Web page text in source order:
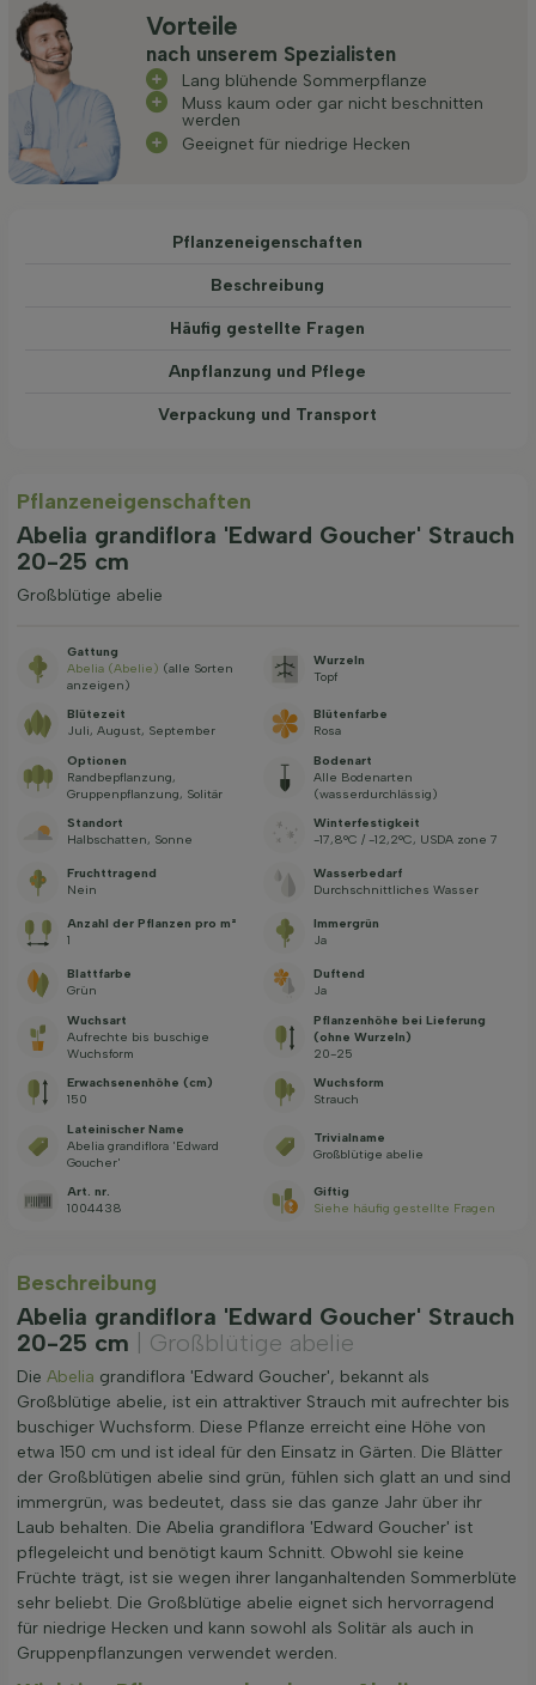
Vorteile
nach unserem Spezialisten
Lang blühende Sommerpflanze
Muss kaum oder gar nicht beschnitten
werden
Geeignet für niedrige Hecken
Pflanzeneigenschaften
Beschreibung
Häufig gestellte Fragen
Anpflanzung und Pflege
Verpackung und Transport
Pflanzeneigenschaften
Abelia grandiflora 'Edward Goucher' Strauch
20-25 cm
Großblütige abelie
Gattung
Abelia (Abelie) (alle Sorten
anzeigen)
Wurzeln
Topf
Blütezeit
Juli, August, September
Blütenfarbe
Rosa
Optionen
Randbepflanzung,
Gruppenpflanzung, Solitär
Bodenart
Alle Bodenarten
(wasserdurchlässig)
Standort
Halbschatten, Sonne
Winterfestigkeit
-17,8°C / -12,2°C, USDA zone 7
Fruchttragend
Nein
Wasserbedarf
Durchschnittliches Wasser
Anzahl der Pflanzen pro m²
1
Immergrün
Ja
Blattfarbe
Grün
Duftend
Ja
Wuchsart
Aufrechte bis buschige
Wuchsform
Pflanzenhöhe bei Lieferung
(ohne Wurzeln)
20-25
Erwachsenenhöhe (cm)
150
Wuchsform
Strauch
Lateinischer Name
Abelia grandiflora 'Edward
Goucher'
Trivialname
Großblütige abelie
Art. nr.
1004438
Giftig
Siehe häufig gestellte Fragen
Beschreibung
Abelia grandiflora 'Edward Goucher' Strauch
20-25 cm
| Großblütige abelie
Die Abelia grandiflora 'Edward Goucher', bekannt als
Großblütige abelie, ist ein attraktiver Strauch mit aufrechter bis
buschiger Wuchsform. Diese Pflanze erreicht eine Höhe von
etwa 150 cm und ist ideal für den Einsatz in Gärten. Die Blätter
der Großblütigen abelie sind grün, fühlen sich glatt an und sind
immergrün, was bedeutet, dass sie das ganze Jahr über ihr
Laub behalten. Die Abelia grandiflora 'Edward Goucher' ist
pflegeleicht und benötigt kaum Schnitt. Obwohl sie keine
Früchte trägt, ist sie wegen ihrer langanhaltenden Sommerblüte
sehr beliebt. Die Großblütige abelie eignet sich hervorragend
für niedrige Hecken und kann sowohl als Solitär als auch in
Gruppenpflanzungen verwendet werden.